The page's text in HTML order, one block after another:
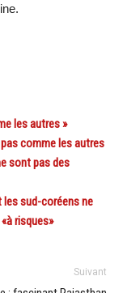
les autres »
pas comme les autres
sont pas des
les sud-coréens ne
risques»
Suivant